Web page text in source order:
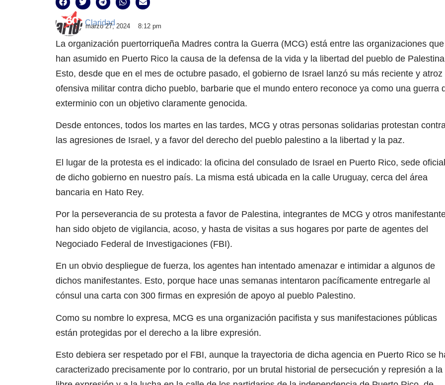
Claridad
marzo 27, 2024 8:12 pm
La organización puertorriqueña Madres contra la Guerra (MCG) está entre las organizaciones que
han asumido en Puerto Rico la causa de la defensa de la vida y la libertad del pueblo de
Esto, desde que en el mes de octubre pasado, el gobierno de Israel lanzó su más reciente y atroz
ofensiva militar contra dicho pueblo, barbarie que el mundo entero reconoce ya como una guerra
exterminio con un objetivo claramente genocida.
Desde entonces, todos los martes en las tardes, MCG y otras personas solidarias protestan
las agresiones de Israel, y a favor del derecho del pueblo palestino a la libertad y la paz.
El lugar de la protesta es el indicado: la oficina del consulado de Israel en Puerto Rico, sede oficial
de dicho gobierno en nuestro país. La misma está ubicada en la calle Uruguay, cerca del área
bancaria en Hato Rey.
Por la perseverancia de su protesta a favor de Palestina, integrantes de MCG y otros
han sido objeto de vigilancia, acoso, y hasta de visitas a sus hogares por parte de agentes del
Negociado Federal de Investigaciones (FBI).
En un obvio despliegue de fuerza, los agentes han intentado amenazar e intimidar a algunos de
dichos manifestantes. Esto, porque hace unas semanas intentaron pacíficamente entregarle al
cónsul una carta con 300 firmas en expresión de apoyo al pueblo Palestino.
Como su nombre lo expresa, MCG es una organización pacifista y sus manifestaciones públicas
están protegidas por el derecho a la libre expresión.
Esto debiera ser respetado por el FBI, aunque la trayectoria de dicha agencia en Puerto Rico se
caracterizado precisamente por lo contrario, por un brutal historial de persecución y represión a la